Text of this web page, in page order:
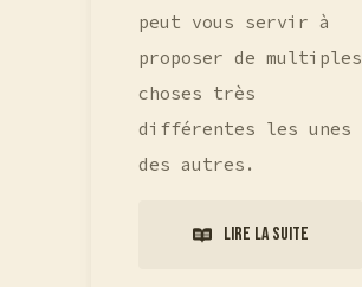
peut vous servir à
proposer de multiples
choses très
différentes les unes
des autres.
Lire la suite